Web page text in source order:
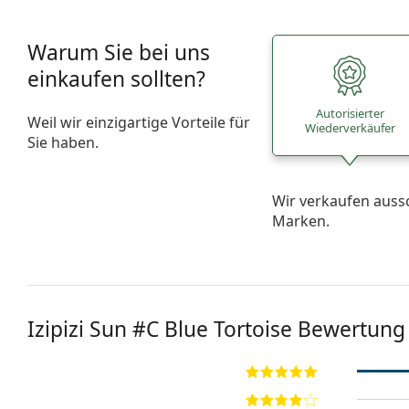
Warum Sie bei uns
einkaufen sollten?
Weil wir einzigartige Vorteile für
Sie haben.
Autorisierter
Wiederverkäufer
Wir verkaufen
Marken.
Izipizi Sun #C Blue Tortoise Bewertung